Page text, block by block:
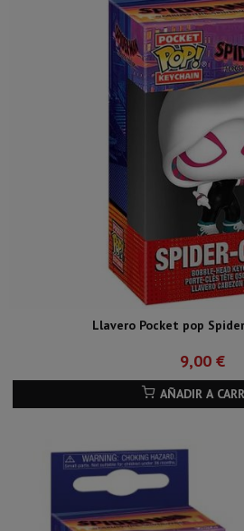
Llavero Pocket pop
9,00 €
AÑADIR A